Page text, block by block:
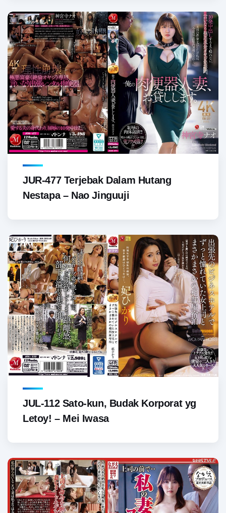
JUR-477 Terjebak Dalam Hutang
Nestapa – Nao Jinguuji
JUL-112 Sato-kun, Budak Korporat yg
Letoy! – Mei Iwasa